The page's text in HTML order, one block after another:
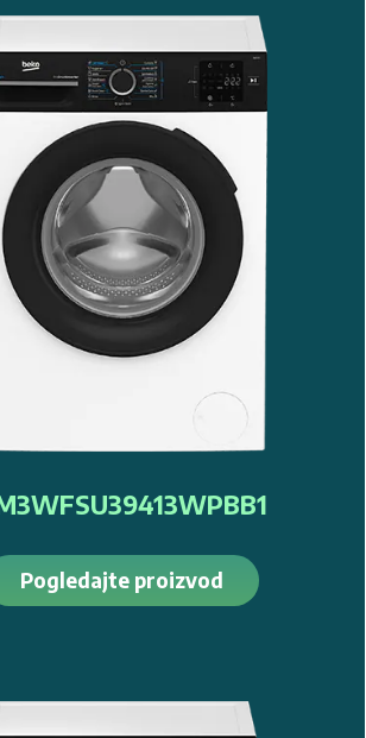
veš
mašine
sa
EnergySpin
tehnologijom